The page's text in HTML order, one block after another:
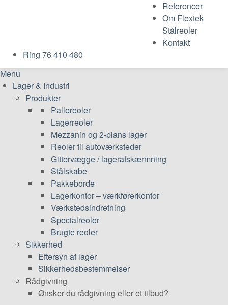
Referencer
Om Flextek
Stålreoler
Kontakt
Ring 76 410 480
Menu
Lager & Industri
Produkter
Pallereoler
Lagerreoler
Mezzanin og 2-plans lager
Reoler til autoværksteder
Gittervægge / lagerafskærmning
Stålskabe
Pakkeborde
Lagerkontor – værkførerkontor
Værkstedsindretning
Specialreoler
Brugte reoler
Sikkerhed
Eftersyn af lager
Sikkerhedsbestemmelser
Rådgivning
Ønsker du rådgivning eller et tilbud?